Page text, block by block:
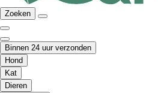
Zoeken
Binnen 24 uur verzonden
Hond
Kat
Dieren